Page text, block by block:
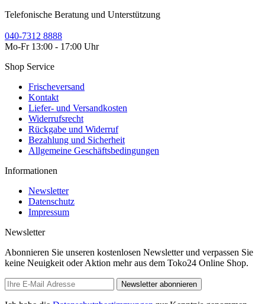
Telefonische Beratung und Unterstützung
040-7312 8888
Mo-Fr 13:00 - 17:00 Uhr
Shop Service
Frischeversand
Kontakt
Liefer- und Versandkosten
Widerrufsrecht
Rückgabe und Widerruf
Bezahlung und Sicherheit
Allgemeine Geschäftsbedingungen
Informationen
Newsletter
Datenschutz
Impressum
Newsletter
Abonnieren Sie unseren kostenlosen Newsletter und verpassen Sie
keine Neuigkeit oder Aktion mehr aus dem Toko24 Online Shop.
Newsletter abonnieren